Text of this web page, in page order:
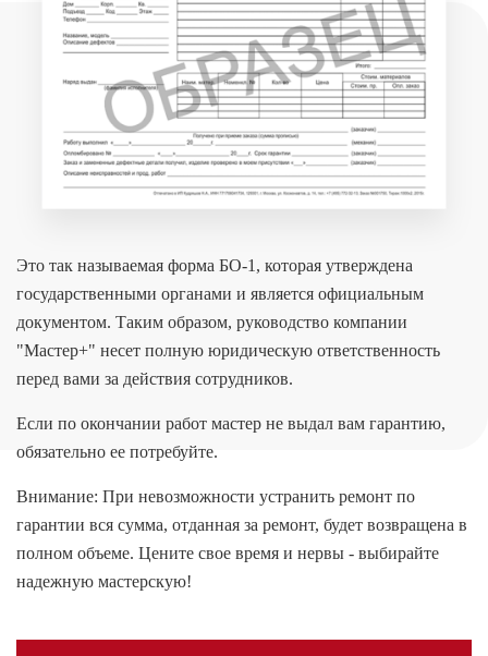
Это так называемая форма БО-1, которая утверждена
государственными органами и является официальным
документом. Таким образом, руководство компании
"Мастер+" несет полную юридическую ответственность
перед вами за действия сотрудников.
Если по окончании работ мастер не выдал вам гарантию,
обязательно ее потребуйте.
Внимание: При невозможности устранить ремонт по
гарантии вся сумма, отданная за ремонт, будет возвращена в
полном объеме. Цените свое время и нервы - выбирайте
надежную мастерскую!